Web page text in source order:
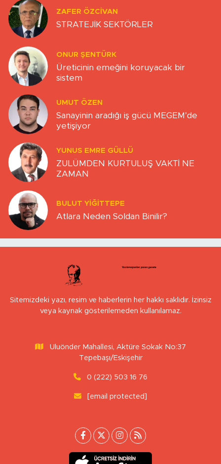
ZAFER ÖZCIVAN
STRATEJİK SEKTÖRLER
ONUR ŞENTÜRK
Üreticinin emeğini koruyacak bir
sistem
UMUT ÖZEN
Sanayinin aradığı iş gücü MEGEM’de
yetişiyor
YUNUS EMRE GÜLLÜ
ZULÜMDEN KURTULUŞ VAKTİ NE
ZAMAN
BULUT YİĞİTTEPE
Atlara Neden Soldan Binilir?
Sitemizdeki yazı, resim ve haberlerin her hakkı saklıdır. İzinsiz
veya kaynak gösterilemeden kullanılamaz.
Uluönder Mahallesi, Aktüre Sokak No:37
Tepebaşı/Eskişehir
0 (222) 503 16 76
[email protected]